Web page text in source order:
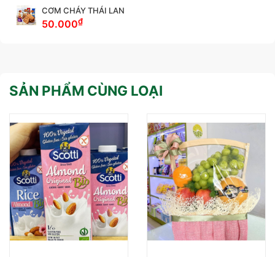
CƠM CHÁY THÁI LAN
50.000₫
SẢN PHẨM CÙNG LOẠI